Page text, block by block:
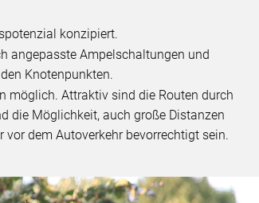
konzipiert.
angepasste Ampelschaltungen und
Knotenpunkten.
möglich. Attraktiv sind die Routen durch
die Möglichkeit, auch große Distanzen
dem Autoverkehr bevorrechtigt sein.